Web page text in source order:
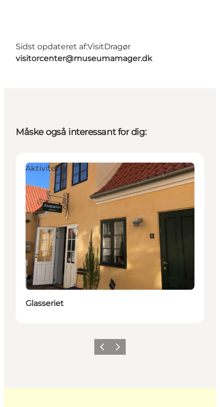
Sidst opdateret af:VisitDragør
visitorcenter@museumamager.dk
Måske også interessant for dig:
Aktiviteter
Glasseriet
Forrige billede
Næste billede